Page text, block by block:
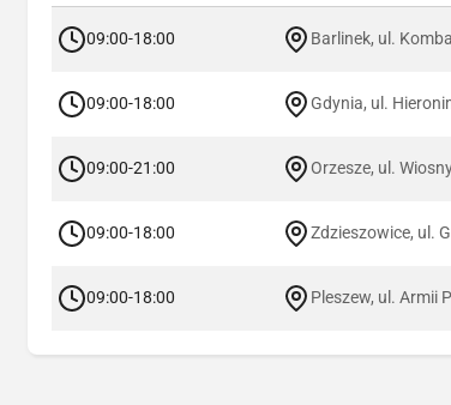
09:00-18:00 Barlinek, ul.
09:00-18:00 Gdynia, ul.
09:00-21:00 Orzesze, ul.
09:00-18:00 Zdzieszowice, ul.
09:00-18:00 Pleszew, ul. Armii